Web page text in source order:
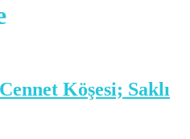
Köşesi; Saklı